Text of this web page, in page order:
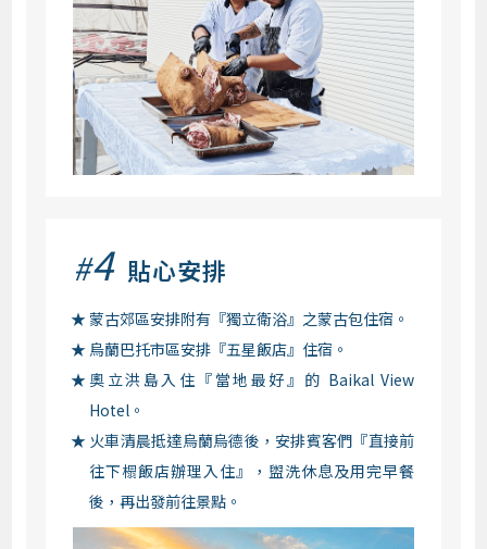
#4 貼心安排
蒙古郊區安排附有『獨立衛浴』之蒙古包住宿。
烏蘭巴托市區安排『五星飯店』住宿。
奧立洪島入住『當地最好』的 Baikal View
Hotel。
火車清晨抵達烏蘭烏德後，安排賓客們『直接前
往下榻飯店辦理入住』，盥洗休息及用完早餐
後，再出發前往景點。